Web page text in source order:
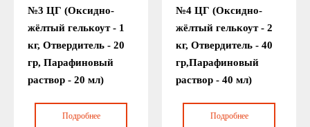
№3 ЦГ (Оксидно-
жёлтый гелькоут - 1
кг, Отвердитель - 20
гр, Парафиновый
раствор - 20 мл)
Подробнее
№4 ЦГ (Оксидно-
жёлтый гелькоут - 2
кг, Отвердитель - 40
гр,Парафиновый
раствор - 40 мл)
Подробнее